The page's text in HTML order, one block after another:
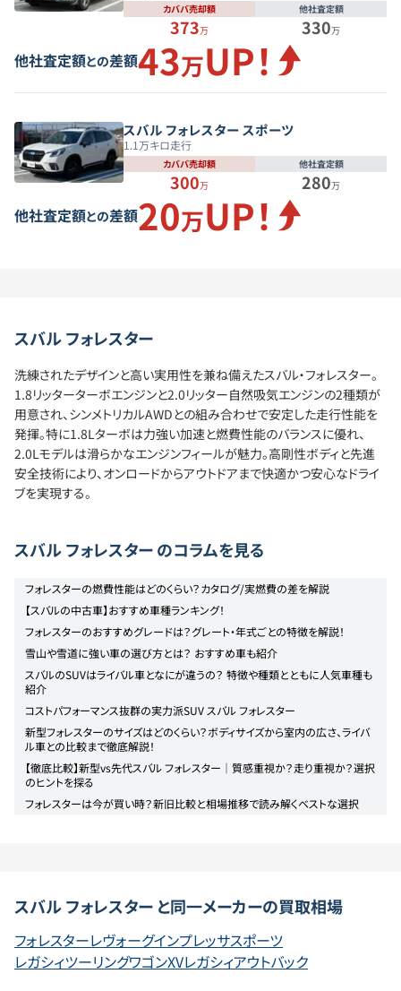
カババ売却額
373万
他社査定額
330万
他社査定額との差額43万UP！
スバル フォレスター スポーツ
1.1万キロ走行
カババ売却額
300万
他社査定額
280万
他社査定額との差額20万UP！
スバルフォレスター
洗練されたデザインと高い実用性を兼ね備えたスバル・フォレスター。
1.8リッターターボエンジンと2.0リッター自然吸気エンジンの2種類が
用意され、シンメトリカルAWDとの組み合わせで安定した走行性能を
発揮。特に1.8Lターボは力強い加速と燃費性能のバランスに優れ、
2.0Lモデルは滑らかなエンジンフィールが魅力。高剛性ボディと先進
安全技術により、オンロードからアウトドアまで快適かつ安心なドライ
ブを実現する。
スバルフォレスターのコラムを見る
フォレスターの燃費性能はどのくらい？カタログ/実燃費の差を解説
【スバルの中古車】おすすめ車種ランキング！
フォレスターのおすすめグレードは？グレート・年式ごとの特徴を解説！
雪山や雪道に強い車の選び方とは？ おすすめ車も紹介
スバルのSUVはライバル車となにが違うの？ 特徴や種類とともに人気車種も
紹介
コストパフォーマンス抜群の実力派SUV スバル フォレスター
新型フォレスターのサイズはどのくらい？ボディサイズから室内の広さ、ライバ
ル車との比較まで徹底解説！
【徹底比較】新型vs先代スバル フォレスター｜質感重視か？走り重視か？選択
のヒントを探る
フォレスターは今が買い時？新旧比較と相場推移で読み解くベストな選択
スバルフォレスター と同一メーカーの買取相場
フォレスターレヴォーグインプレッサスポーツ
レガシィツーリングワゴンXVレガシィアウトバック